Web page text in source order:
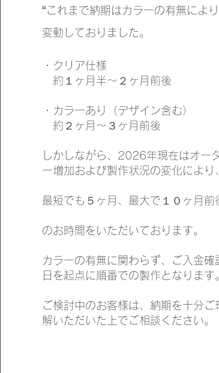
“これまで納期はカラーの有無により
変動しておりました。
・クリア仕様
約１ヶ月半〜２ヶ月前後
・カラーあり（デザイン含む）
約２ヶ月〜３ヶ月前後
しかしながら、2026年現在はオー
ー増加および製作状況の変化により
最短でも５ヶ月、最大で１０ヶ月前
のお時間をいただいております。
カラーの有無に関わらず、ご入金確
日を起点に順番での製作となります
ご検討中のお客様は、納期を十分ご
解いただいた上でご相談ください。